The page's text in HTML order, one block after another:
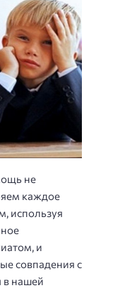
не
каждое
используя
и
совпадения с
в нашей